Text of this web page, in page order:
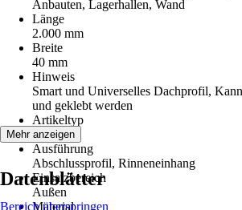
Anbauten, Lagerhallen, Wand
Länge
2.000 mm
Breite
40 mm
Hinweis
Smart und Universelles Dachprofil,
und geklebt werden
Artikeltyp
Profil
Ausführung
Abschlussprofil, Rinneneinhang
Einsatzbereich
Außen
Material
Mehr anzeigen
Datenblätter
Bereich überspringen